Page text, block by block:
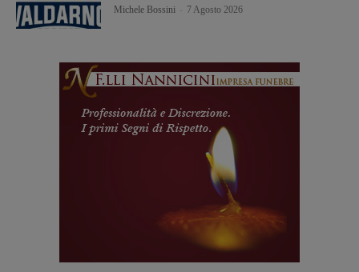
Michele Bossini 7 Agosto 2026